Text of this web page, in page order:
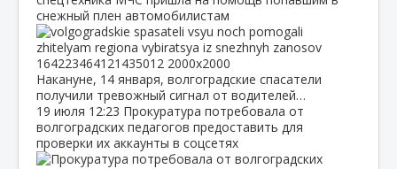
снежный плен автомобилистам
Накануне, 14 января, волгоградские спасатели
получили тревожный сигнал от водителей…
19 июля 12:23 Прокуратура потребовала от
волгоградских педагогов предоставить для
проверки их аккаунты в соцсетях